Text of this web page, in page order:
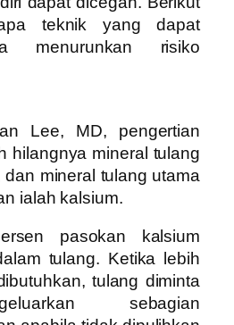
teknik yang dapat
menurunkan risiko
Lee, MD, pengertian
hilangnya mineral tulang
mineral tulang utama
ialah kalsium.
pasokan kalsium
tulang. Ketika lebih
tulang diminta
sebagian